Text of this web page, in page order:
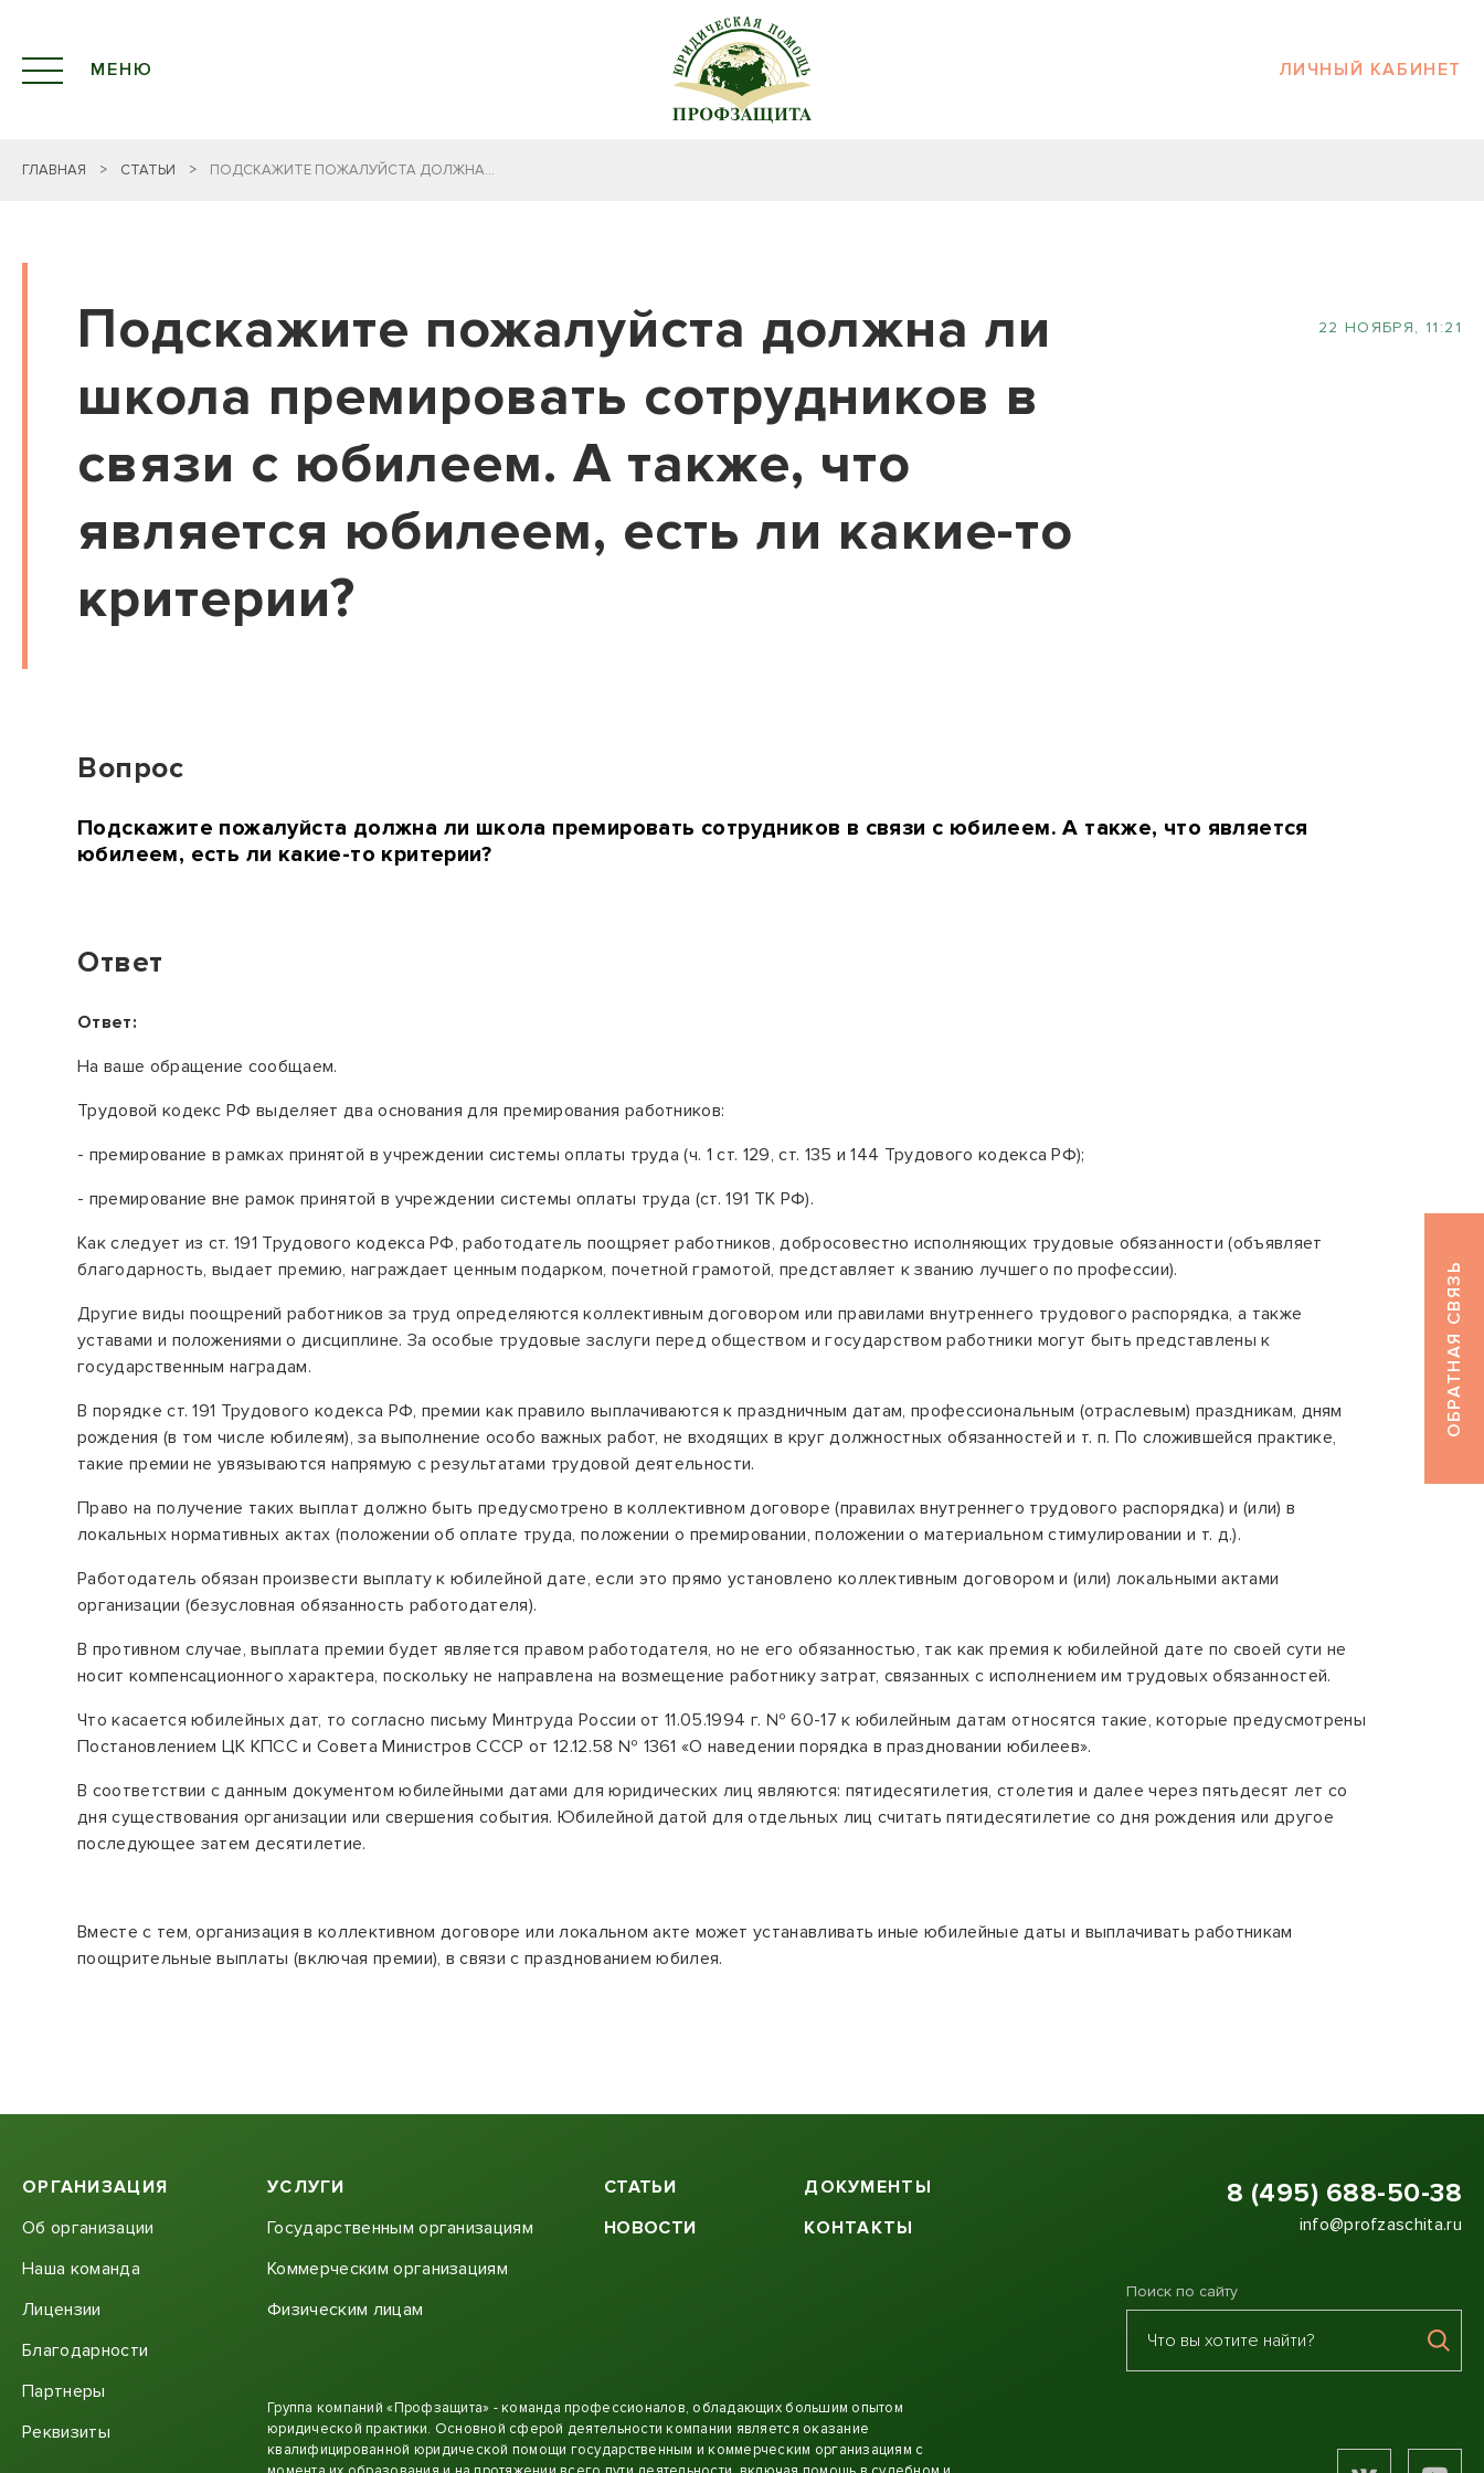
МЕНЮ ЛИЧНЫЙ КАБИНЕТ
ГЛАВНАЯ > СТАТЬИ > ПОДСКАЖИТЕ ПОЖАЛУЙСТА ДОЛЖНА...
Подскажите пожалуйста должна ли
школа премировать сотрудников в
связи с юбилеем. А также, что
является юбилеем, есть ли какие-то
критерии?
22 НОЯБРЯ, 11:21
Вопрос
Подскажите пожалуйста должна ли школа премировать сотрудников в связи с юбилеем. А также, что является
юбилеем, есть ли какие-то критерии?
Ответ
Ответ:
На ваше обращение сообщаем.
Трудовой кодекс РФ выделяет два основания для премирования работников:
- премирование в рамках принятой в учреждении системы оплаты труда (ч. 1 ст. 129, ст. 135 и 144 Трудового кодекса РФ);
- премирование вне рамок принятой в учреждении системы оплаты труда (ст. 191 ТК РФ).
Как следует из ст. 191 Трудового кодексаРФ, работодатель поощряет работников, добросовестно исполняющих трудовые обязанности (объявляет
благодарность, выдает премию, награждает ценным подарком, почетной грамотой, представляет к званию лучшего по профессии).
Другие виды поощрений работников за труд определяются коллективным договором или правилами внутреннего трудового распорядка, а также
уставами и положениями о дисциплине. За особые трудовые заслуги перед обществом и государством работники могут быть представлены к
государственным наградам.
В порядке ст. 191 Трудового кодекса РФ, премии как правило выплачиваются к праздничным датам, профессиональным (отраслевым) праздникам, дням
рождения (в том числе юбилеям), за выполнение особо важных работ, не входящих в круг должностных обязанностей и т. п. По сложившейся практике,
такие премии не увязываются напрямую с результатами трудовой деятельности.
Право на получение таких выплат должно бытьпредусмотрено в коллективном договоре (правилах внутреннего трудового распорядка) и (или) в
локальных нормативных актах (положении об оплате труда, положении о премировании, положении о материальном стимулировании и т. д.).
Работодатель обязан произвести выплату к юбилейной дате, если это прямо установлено коллективным договором и (или) локальными актами
организации (безусловная обязанность работодателя).
В противном случае,выплата премии будет является правом работодателя, но не его обязанностью, так как премия к юбилейной дате по своей сути не
носит компенсационного характера, поскольку не направлена на возмещение работнику затрат, связанных с исполнением им трудовых обязанностей.
Что касается юбилейных дат, то согласно письму Минтруда России от 11.05.1994 г. № 60-17 к юбилейным датам относятся такие, которые предусмотрены
Постановлением ЦК КПСС и Совета Министров СССР от 12.12.58 № 1361 «О наведении порядка в праздновании юбилеев».
В соответствии с данным документом юбилейными датами для юридических лиц являются: пятидесятилетия, столетия и далее через пятьдесят лет со
дня существования организации или свершения события. Юбилейной датой для отдельных лиц считать пятидесятилетие со дня рождения или другое
последующее затем десятилетие.
Вместе с тем, организация в коллективном договоре или локальном акте может устанавливать иные юбилейные даты и выплачивать работникам
поощрительные выплаты (включая премии), в связи с празднованием юбилея.
ОБРАТНАЯ СВЯЗЬ
ОРГАНИЗАЦИЯ
Об организации
Наша команда
Лицензии
Благодарности
Партнеры
Реквизиты
УСЛУГИ
Государственным организациям
Коммерческим организациям
Физическим лицам
СТАТЬИ
НОВОСТИ
ДОКУМЕНТЫ
КОНТАКТЫ
Группа компаний «Профзащита» - команда профессионалов, обладающих большим опытом
юридической практики. Основной сферой деятельности компании является оказание
квалифицированной юридической помощи государственным и коммерческим организациям с
8 (495) 688-50-38
info@profzaschita.ru
Поиск по сайту